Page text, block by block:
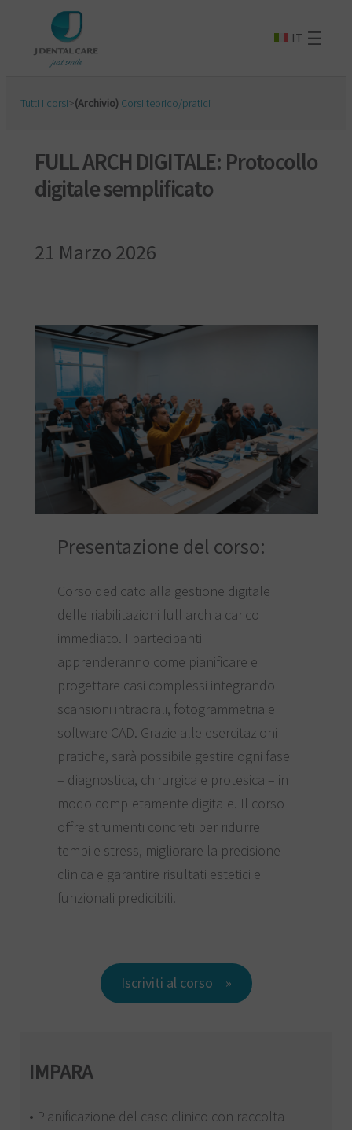
IT
Tutti i corsi>(Archivio) Corsi teorico/pratici
FULL ARCH DIGITALE: Protocollo
digitale semplificato
21 Marzo 2026
Presentazione del corso:
Corso dedicato alla gestione digitale
delle riabilitazioni full arch a carico
immediato. I partecipanti
apprenderanno come pianificare e
progettare casi complessi integrando
scansioni intraorali, fotogrammetria e
software CAD. Grazie alle esercitazioni
pratiche, sarà possibile gestire ogni fase
– diagnostica, chirurgica e protesica – in
modo completamente digitale. Il corso
offre strumenti concreti per ridurre
tempi e stress, migliorare la precisione
clinica e garantire risultati estetici e
funzionali predicibili.
Iscriviti al corso
IMPARA
• Pianificazione del caso clinico con raccolta